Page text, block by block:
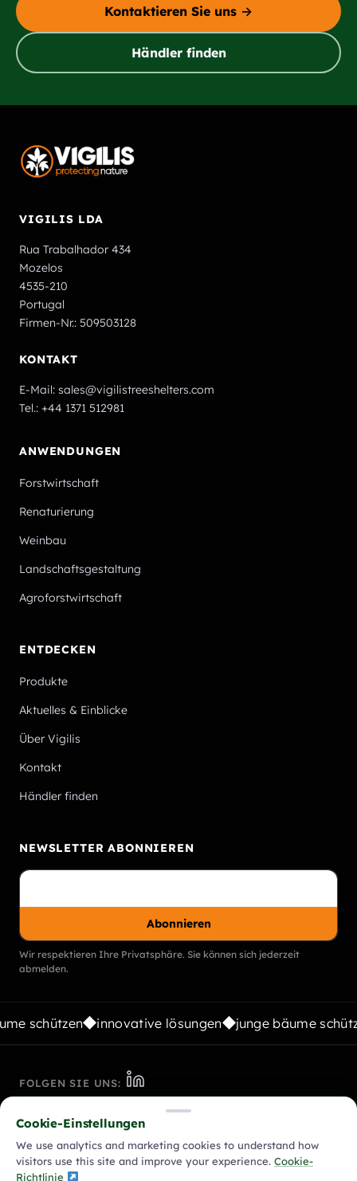
Kontaktieren Sie uns →
Händler finden
VIGILIS LDA
Rua Trabalhador 434
Mozelos
4535-210
Portugal
Firmen-Nr.: 509503128
KONTAKT
E-Mail: sales@vigilistreeshelters.com
Tel.: +44 1371 512981
ANWENDUNGEN
Forstwirtschaft
Renaturierung
Weinbau
Landschaftsgestaltung
Agroforstwirtschaft
ENTDECKEN
Produkte
Aktuelles & Einblicke
Über Vigilis
Kontakt
Händler finden
NEWSLETTER ABONNIEREN
Abonnieren
Wir respektieren Ihre Privatsphäre. Sie können sich jederzeit
abmelden.
schützen innovative lösungen junge bäume
FOLGEN SIE UNS:
© 2026 Vigilis Tree Shelters. Alle Rechte vorbehalten.
Richtlinie zur modernen Sklaverei
Cookie-Einstellungen
We use analytics and marketing cookies to understand how
visitors use this site and improve your experience. Cookie-
Richtlinie